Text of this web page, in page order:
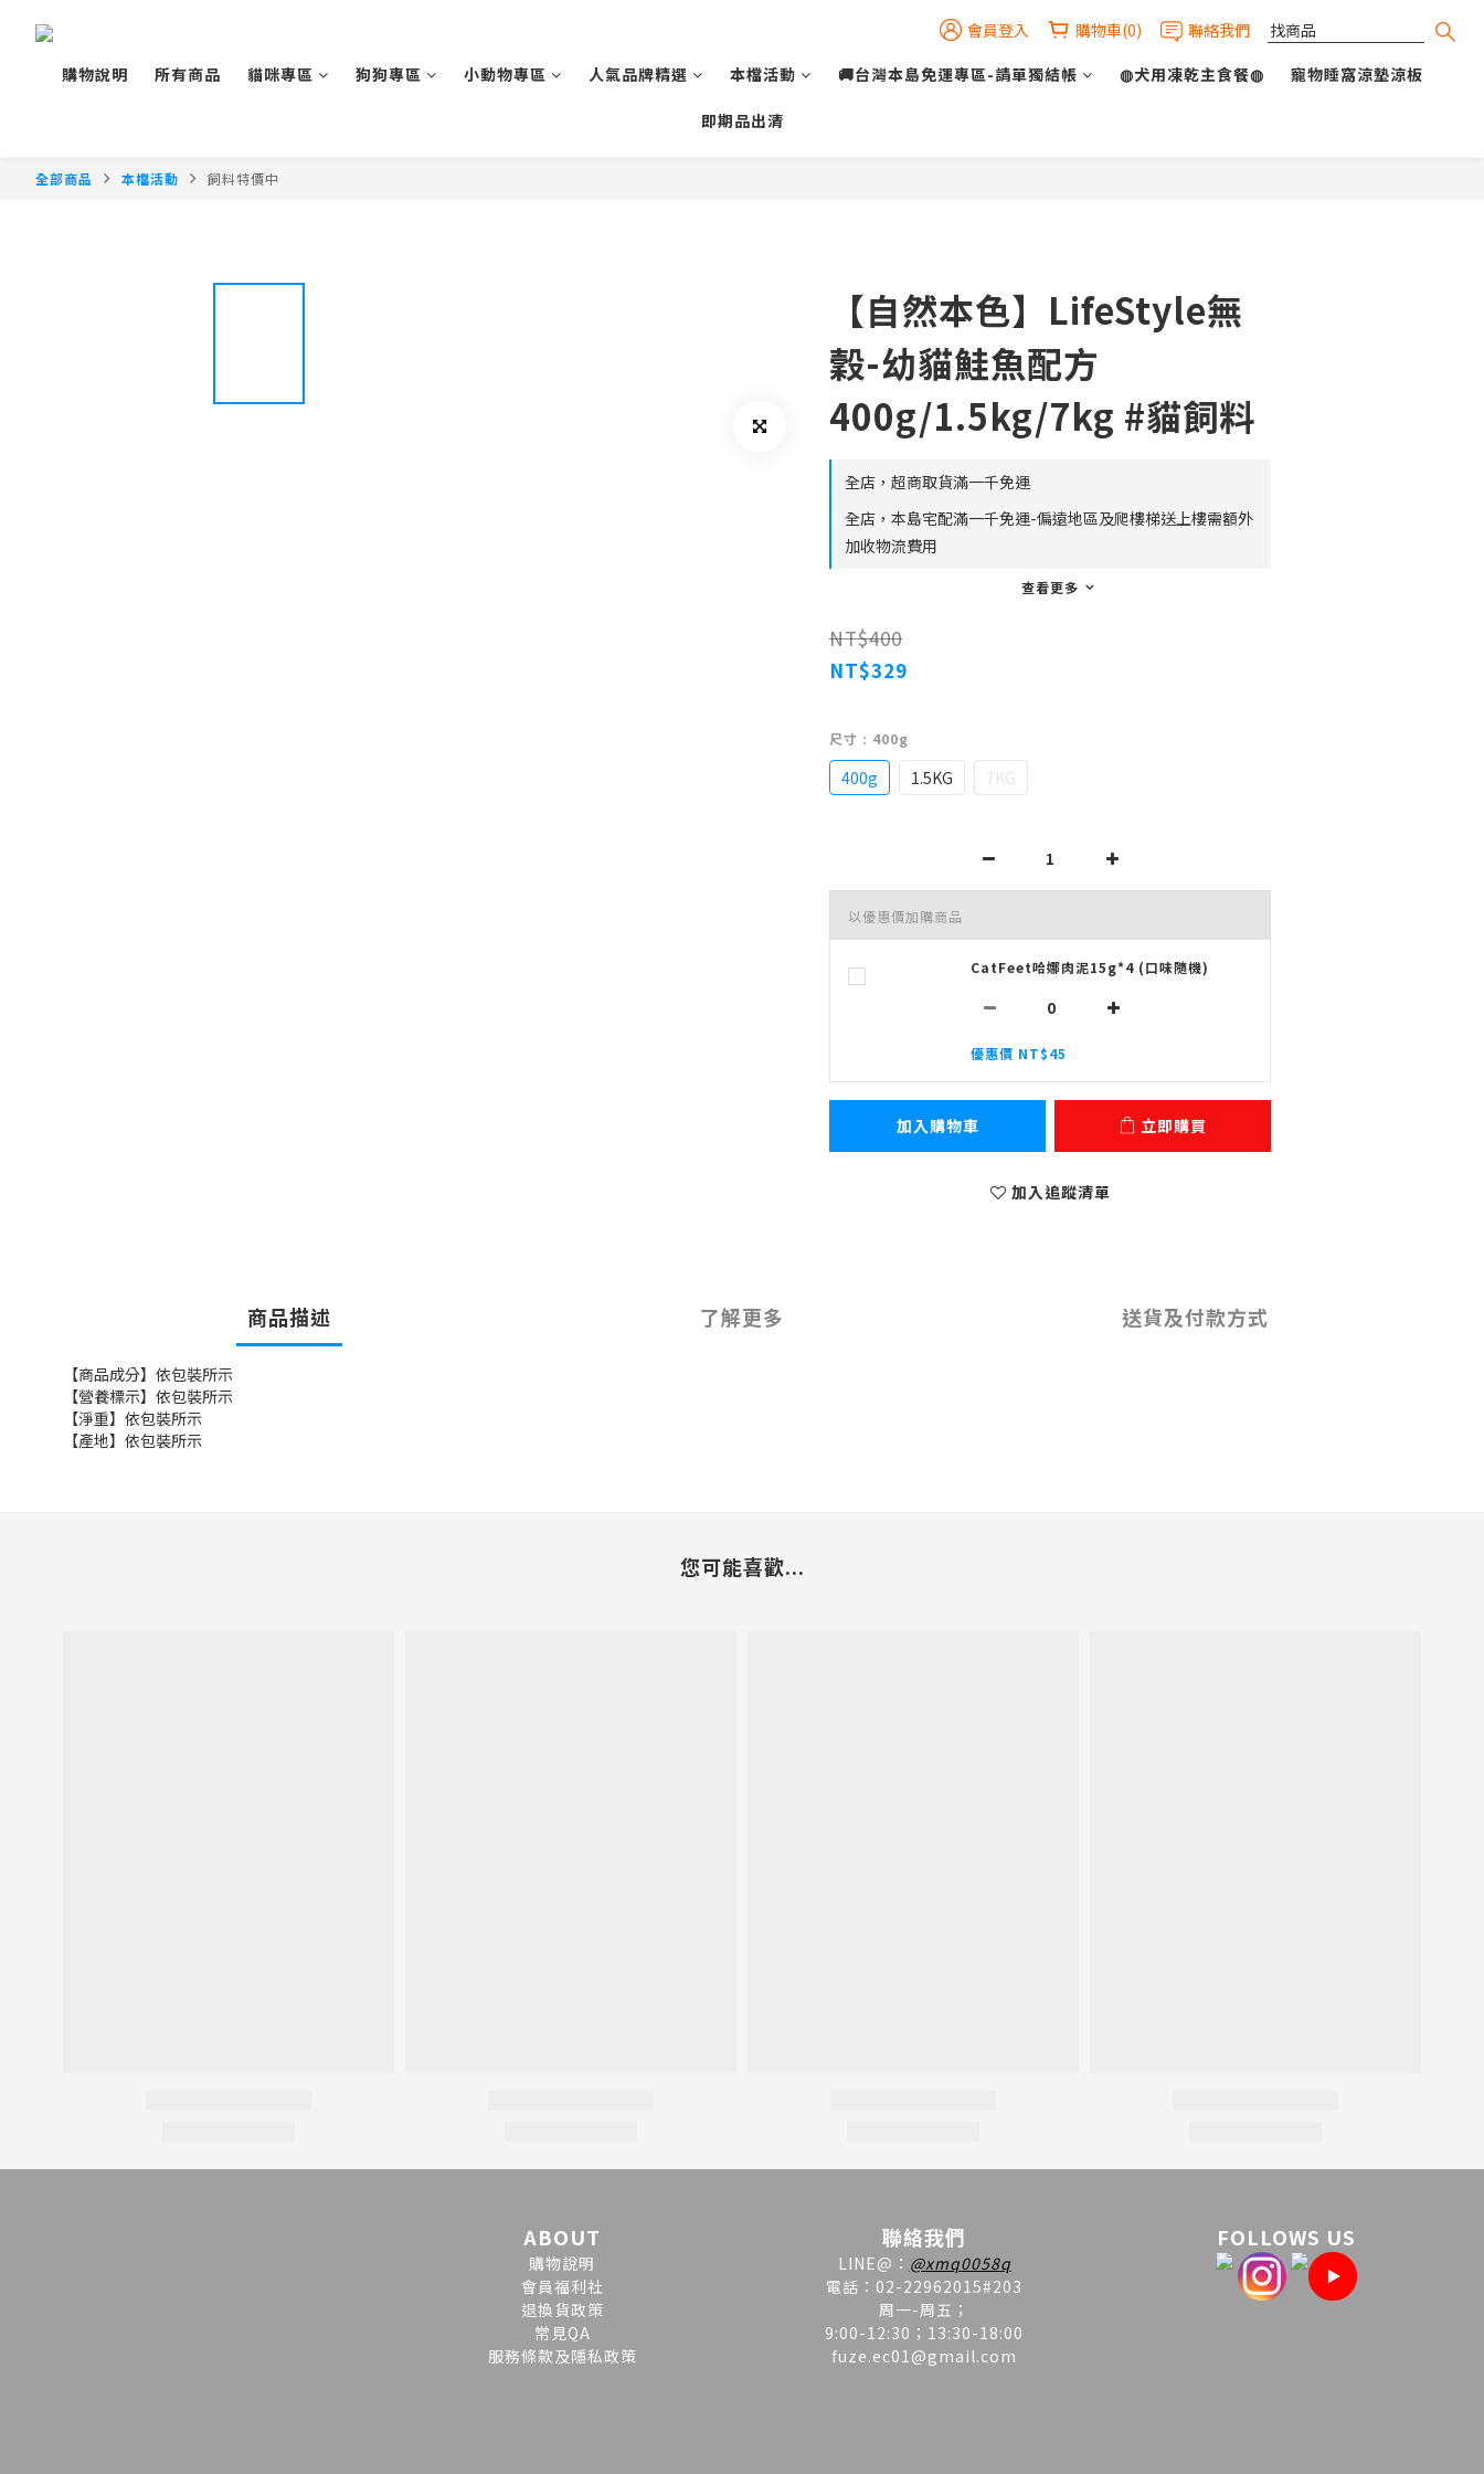
會員登入 購物車(0)
聯絡我們
購物說明
所有商品 貓咪專區 狗狗專區 小動物專區 人氣品牌精選 本檔活動 🚚台灣本島免運專區-請單獨結帳 ◍犬用凍乾主食餐◍ 寵物睡窩涼墊涼板
即期品出清
全部商品 本檔活動 飼料特價中
【自然本色】LifeStyle無
穀-幼貓鮭魚配方
400g/1.5kg/7kg #貓飼料
全店，超商取貨滿一千免運
全店，本島宅配滿一千免運-偏遠地區及爬樓梯送上樓需額外
加收物流費用
查看更多
NT$400
NT$329
尺寸 : 400g
400g 1.5KG 7KG
以優惠價加購商品
CatFeet哈娜肉泥15g*4 (口味隨機)
優惠價 NT$45
加入購物車 立即購買
加入追蹤清單
商品描述 了解更多 送貨及付款方式
【商品成分】依包裝所示
【營養標示】依包裝所示
【淨重】依包裝所示
【產地】依包裝所示
您可能喜歡...
ABOUT
購物說明
會員福利社
退換貨政策
常見QA
服務條款及隱私政策
聯絡我們
LINE@ ： @xmq0058q
電話：02-22962015#203
周一-周五；
9:00-12:30；13:30-18:00
fuze.ec01@gmail.com
FOLLOWS US